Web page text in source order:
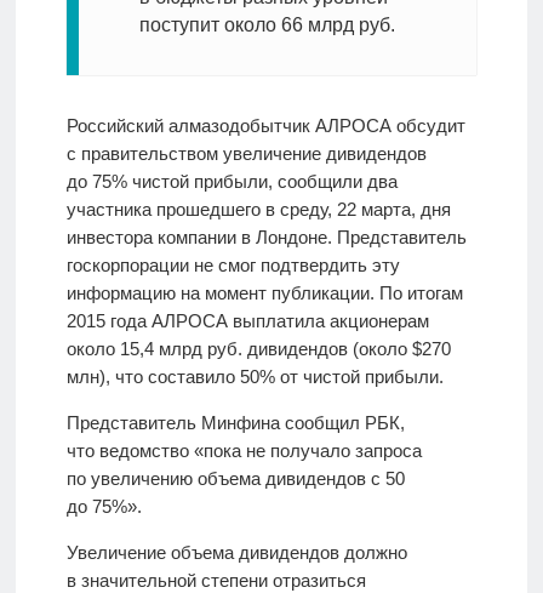
поступит около 66 млрд руб.
Российский алмазодобытчик АЛРОСА обсудит
с правительством увеличение дивидендов
до 75% чистой прибыли, сообщили два
участника прошедшего в среду, 22 марта, дня
инвестора компании в Лондоне. Представитель
госкорпорации не смог подтвердить эту
информацию на момент публикации. По итогам
2015 года АЛРОСА выплатила акционерам
около 15,4 млрд руб. дивидендов (около $270
млн), что составило 50% от чистой прибыли.
Представитель Минфина сообщил РБК,
что ведомство «пока не получало запроса
по увеличению объема дивидендов с 50
до 75%».
Увеличение объема дивидендов должно
в значительной степени отразиться